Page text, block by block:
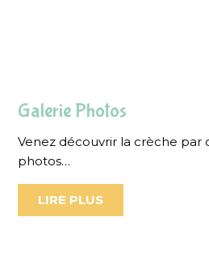
Galerie Photos
Venez découvrir la crèche par
photos…
LIRE PLUS